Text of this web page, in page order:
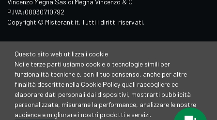
P.IVA:00030710792
Copyright © Misterant.it. Tutti i diritti riservati.
Questo sito web utilizza i cookie
Noi e terze parti usiamo cookie o tecnologie simili per
funzionalità tecniche e, con il tuo consenso, anche per altre
finalità descritte nella Cookie Policy quali raccogliere ed
elaborare dati personali dai dispositivi, mostrarti pubblicità
personalizzata, misurarne la performance, analizzare le nostre
audience e migliorare i nostri prodotti e servizi.